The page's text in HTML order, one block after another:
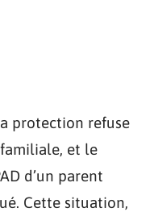
protection refuse
et le
d’un parent
Cette situation,